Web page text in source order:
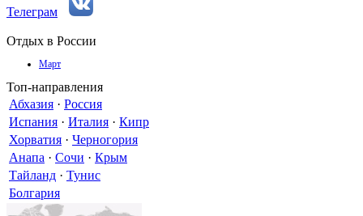
Телеграм
Отдых в России
Март
Топ-направления
Абхазия · Россия
Испания · Италия · Кипр
Хорватия · Черногория
Анапа · Сочи · Крым
Тайланд · Тунис
Болгария